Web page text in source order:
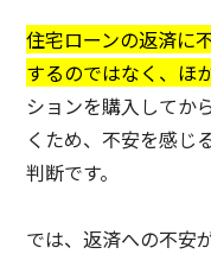
住宅ローンの返済に
するのではなく、ほ
ションを購入してか
くため、不安を感じ
判断です。
では、返済への不安